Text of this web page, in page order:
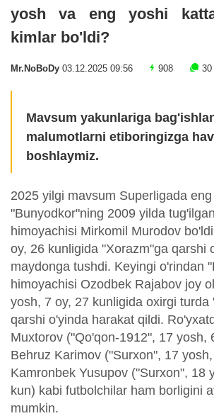
yosh va eng yoshi
kimlar bo'ldi?
Mr.NoBoDy 03.12.2025 09:56 908 30
Mavsum yakunlariga
malumotlarni etiboringizga
boshlaymiz.
2025 yilgi mavsum Superligada
"Bunyodkor"ning 2009 yilda
himoyachisi Mirkomil Murodov
oy, 26 kunligida "Xorazm"ga qarshi
maydonga tushdi. Keyingi o'rindan
himoyachisi Ozodbek Rajabov joy
yosh, 7 oy, 27 kunligida oxirgi turda
qarshi o'yinda harakat qildi.
Muxtorov ("Qo'qon-1912", 17 yosh,
Behruz Karimov ("Surxon", 17
Kamronbek Yusupov ("Surxon", 18
kun) kabi futbolchilar ham borligini
mumkin.